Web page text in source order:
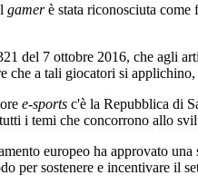
gamerè stata riconosciuta come
7 ottobre 2016, che agli
che a tali giocatori si
e-sports c'è la Repubblica di
i temi che concorrono allo
europeo ha approvato una
per sostenere e incentivare il